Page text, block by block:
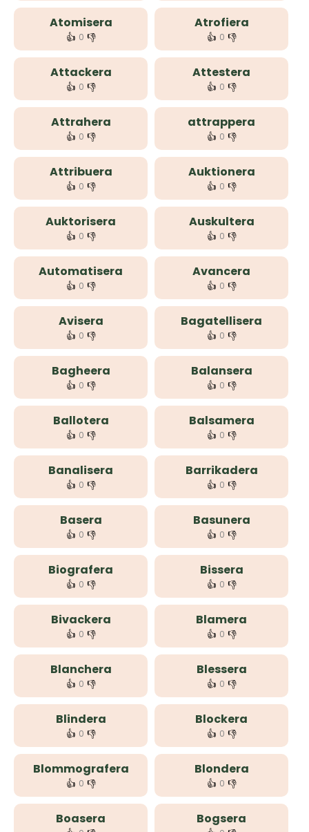
Atomisera
👍 0 👎
Atrofiera
👍 0 👎
Attackera
👍 0 👎
Attestera
👍 0 👎
Attrahera
👍 0 👎
attrappera
👍 0 👎
Attribuera
👍 0 👎
Auktionera
👍 0 👎
Auktorisera
👍 0 👎
Auskultera
👍 0 👎
Automatisera
👍 0 👎
Avancera
👍 0 👎
Avisera
👍 0 👎
Bagatellisera
👍 0 👎
Bagheera
👍 0 👎
Balansera
👍 0 👎
Ballotera
👍 0 👎
Balsamera
👍 0 👎
Banalisera
👍 0 👎
Barrikadera
👍 0 👎
Basera
👍 0 👎
Basunera
👍 0 👎
Biografera
👍 0 👎
Bissera
👍 0 👎
Bivackera
👍 0 👎
Blamera
👍 0 👎
Blanchera
👍 0 👎
Blessera
👍 0 👎
Blindera
👍 0 👎
Blockera
👍 0 👎
Blommografera
👍 0 👎
Blondera
👍 0 👎
Boasera Bogsera